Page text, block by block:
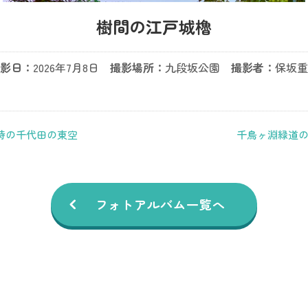
樹間の江戸城櫓
日： 2026年7月8日 撮影場所： 九段坂公園 撮影者： 保坂
千代田の東空 千鳥ヶ淵緑道
フォトアルバム一覧へ